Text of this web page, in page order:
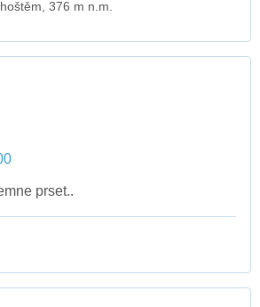
376 m n.m.
prset..